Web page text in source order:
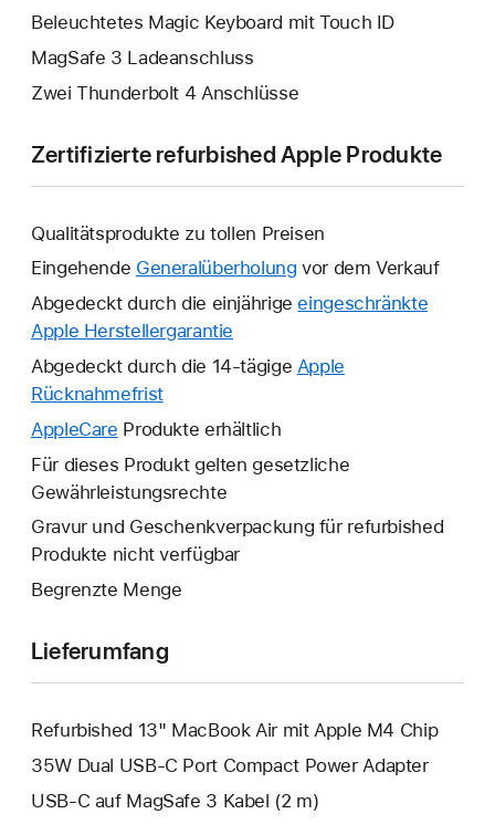
Beleuchtetes Magic Keyboard mit Touch ID
MagSafe 3 Ladeanschluss
Zwei Thunderbolt 4 Anschlüsse
Zertifizierte refurbished Apple Produkte
Qualitätsprodukte zu tollen Preisen
Eingehende Generalüberholung vor dem Verkauf
Abgedeckt durch die einjährige eingeschränkte
Apple Herstellergarantie
neues
geöffnet.
Abgedeckt durch die 14-tägige Apple
RücknahmefristEin
neues
wird
geöffnet.
AppleCare Ein
neues
Fenster
geöffnet.
Produkte erhältlich
Für dieses Produkt gelten gesetzliche
Gewährleistungsrechte
Gravur und Geschenkverpackung für refurbished
Produkte nicht verfügbar
Begrenzte Menge
Lieferumfang
Refurbished 13" MacBook Air mit Apple M4 Chip
35W Dual USB‑C Port Compact Power Adapter
USB‑C auf MagSafe 3 Kabel (2 m)